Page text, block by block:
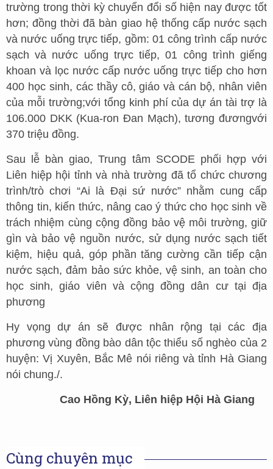
trường trong thời kỳ chuyển đổi số hiện nay được tốt
hơn; đồng thời đã bàn giao hệ thống cấp nước sạch
và nước uống trực tiếp, gồm: 01 công trình cấp nước
sạch và nước uống trực tiếp, 01 công trình giếng
khoan và lọc nước cấp nước uống trực tiếp cho hơn
400 học sinh, các thầy cô, giáo và cán bộ, nhân viên
của mỗi trường;với tổng kinh phí của dự án tài trợ là
106.000 DKK (Kua-ron Đan Mạch), tương đươngvới
370 triệu đồng.
Sau lễ bàn giao, Trung tâm SCODE phối hợp với
Liên hiệp hội tỉnh và nhà trường đã tổ chức chương
trình/trò chơi “Ai là Đại sứ nước” nhằm cung cấp
thông tin, kiến thức, nâng cao ý thức cho học sinh về
trách nhiệm cùng cộng đồng bảo vệ môi trường, giữ
gìn và bảo vệ nguồn nước, sử dụng nước sạch tiết
kiệm, hiệu quả, góp phần tăng cường cần tiếp cận
nước sạch, đảm bảo sức khỏe, vệ sinh, an toàn cho
học sinh, giáo viên và cộng đồng dân cư tại địa
phương
Hy vọng dự án sẽ được nhân rộng tại các địa
phương vùng đồng bào dân tộc thiểu số nghèo của 2
huyện: Vị Xuyên, Bắc Mê nói riêng và tỉnh Hà Giang
nói chung./.
Cao Hồng Kỳ, Liên hiệp Hội Hà Giang
Cùng chuyên mục